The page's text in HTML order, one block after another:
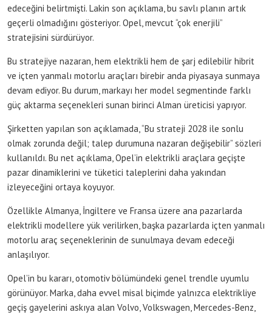
edeceğini belirtmişti. Lakin son açıklama, bu savlı planın artık
geçerli olmadığını gösteriyor. Opel, mevcut “çok enerjili”
stratejisini sürdürüyor.
Bu stratejiye nazaran, hem elektrikli hem de şarj edilebilir hibrit
ve içten yanmalı motorlu araçları birebir anda piyasaya sunmaya
devam ediyor. Bu durum, markayı her model segmentinde farklı
güç aktarma seçenekleri sunan birinci Alman üreticisi yapıyor.
Şirketten yapılan son açıklamada, “Bu strateji 2028 ile sonlu
olmak zorunda değil; talep durumuna nazaran değişebilir” sözleri
kullanıldı. Bu net açıklama, Opel’in elektrikli araçlara geçişte
pazar dinamiklerini ve tüketici taleplerini daha yakından
izleyeceğini ortaya koyuyor.
Özellikle Almanya, İngiltere ve Fransa üzere ana pazarlarda
elektrikli modellere yük verilirken, başka pazarlarda içten yanmalı
motorlu araç seçeneklerinin de sunulmaya devam edeceği
anlaşılıyor.
Opel’in bu kararı, otomotiv bölümündeki genel trendle uyumlu
görünüyor. Marka, daha evvel misal biçimde yalnızca elektrikliye
geçiş gayelerini askıya alan Volvo, Volkswagen, Mercedes-Benz,